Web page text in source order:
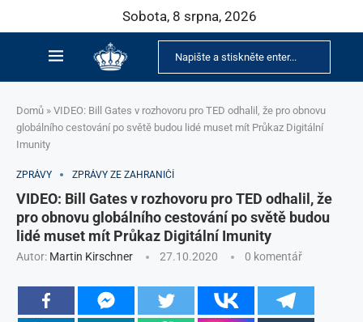
Sobota, 8 srpna, 2026
Domů » VIDEO: Bill Gates v rozhovoru pro TED odhalil, že pro obnovu
globálního cestování po světě budou lidé muset mít Průkaz Digitální
Imunity
ZPRÁVY ZPRÁVY ZE ZAHRANIČÍ
VIDEO: Bill Gates v rozhovoru pro TED odhalil, že
pro obnovu globálního cestování po světě budou
lidé muset mít Průkaz Digitální Imunity
Autor: Martin Kirschner 27.10.2020 0 komentář